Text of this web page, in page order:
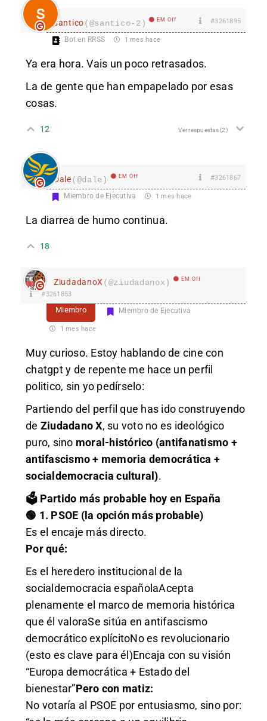
santico(@santico-2) EM Off #3261895
Bot en RRSS 1 mes hace
Ya era hora. Vais un poco retrasados.
La de gente que han empapelado por esas
cosas.
12 Ver respuestas(2)
Dale(@dale) EM Off #3261867
Miembro de Ejecutiva 1 mes hace
La diarrea de humo continua.
18
ZiudadanoX (@ziudadanox) EM Off
#3261853
Miembro Miembro de Ejecutiva
1 mes hace
Muy curioso. Estoy hablando de cine con
chatgpt y de repente me hace un perfil
politico, sin yo pedírselo:
Partiendo del perfil que has ido construyendo
de Ziudadano X, su voto no es ideológico
puro, sino moral-histórico (antifanatismo +
antifascismo + memoria democrática +
socialdemocracia cultural).
🗳️ Partido más probable hoy en España
🟢 1. PSOE (la opción más probable)
Es el encaje más directo.
Por qué:
Es el heredero institucional de la
socialdemocracia españolaAcepta
plenamente el marco de memoria histórica
que él valoraSe sitúa en antifascismo
democrático explícitoNo es revolucionario
(esto es clave para él)Encaja con su visión
“Europa democrática + Estado del
bienestar”Pero con matiz:
No votaría al PSOE por entusiasmo, sino por: